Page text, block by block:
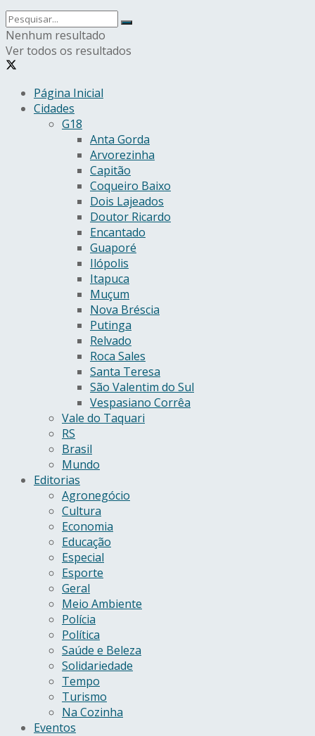
Nenhum resultado
Ver todos os resultados
Página Inicial
Cidades
G18
Anta Gorda
Arvorezinha
Capitão
Coqueiro Baixo
Dois Lajeados
Doutor Ricardo
Encantado
Guaporé
Ilópolis
Itapuca
Muçum
Nova Bréscia
Putinga
Relvado
Roca Sales
Santa Teresa
São Valentim do Sul
Vespasiano Corrêa
Vale do Taquari
RS
Brasil
Mundo
Editorias
Agronegócio
Cultura
Economia
Educação
Especial
Esporte
Geral
Meio Ambiente
Polícia
Política
Saúde e Beleza
Solidariedade
Tempo
Turismo
Na Cozinha
Eventos